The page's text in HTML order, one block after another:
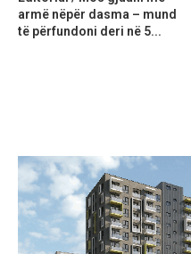
armë nëpër dasma – mund
të përfundoni deri në 5...